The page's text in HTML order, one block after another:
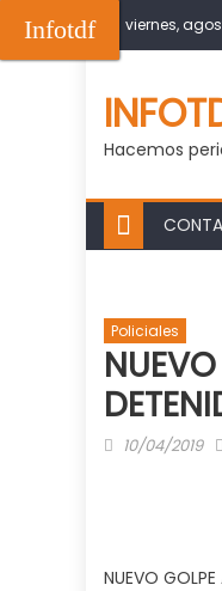
to
viernes,
Hacemos
Policiales
Posted
10/04/2019
NUEVO
Infotdf